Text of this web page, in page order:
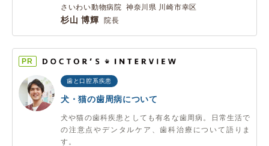
さいわい動物病院 神奈川県 川崎市幸区
杉山 博輝 院長
PR
歯と口腔系疾患
犬・猫の歯周病について
犬や猫の歯科疾患としても有名な歯周病。日常生活で
の注意点やデンタルケア、歯科治療について語りま
す。